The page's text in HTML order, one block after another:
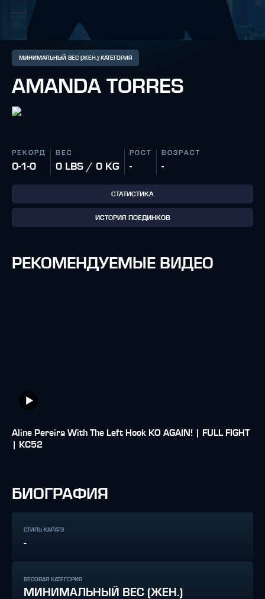
МИНИМАЛЬНЫЙ ВЕС (ЖЕН.) КАТЕГОРИЯ
AMANDA TORRES
РЕКОРД
0-1-0
ВЕС
0 LBS / 0 KG
РОСТ
-
ВОЗРАСТ
-
СТАТИСТИКА
ИСТОРИЯ ПОЕДИНКОВ
РЕКОМЕНДУЕМЫЕ ВИДЕО
Aline Pereira With The Left Hook KO AGAIN! | FULL FIGHT
| KC52
БИОГРАФИЯ
СТИЛЬ КАРАТЭ
-
ВЕСОВАЯ КАТЕГОРИЯ
МИНИМАЛЬНЫЙ ВЕС (ЖЕН.)